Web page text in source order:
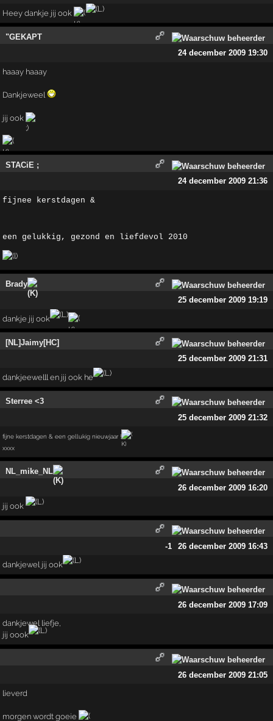
Heey dankje jij ook
"GEKAPT
24 december 2009 19:30
haaay haaay
Dankjeweel
jij ook
STACiE ;
24 december 2009 21:36
fijnee kerstdagen &
een gelukkig, gezond en liefdevol 2010
Brady
25 december 2009 19:19
dankje jij ook
[NL]Jaimy[HC]
25 december 2009 21:31
dankjeewelll en jij ook he
Sterree <3
25 december 2009 21:32
fijne kerstdagen & een gellukig nieuwjaar !
xxxx
NL_mike_NL
26 december 2009 16:20
jij ook
-1 26 december 2009 16:43
dankjewel jij ook
26 december 2009 17:09
dankjewel liefje,
jij oook
26 december 2009 21:05
lieverd
morgen wordt goeie